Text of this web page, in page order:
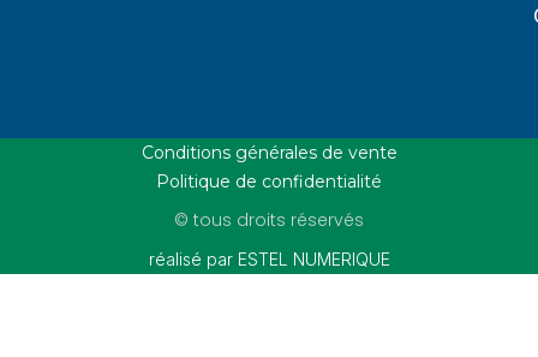
Conditions générales de vente
Politique de confidentialité
© tous droits réservés
réalisé par ESTEL NUMERIQUE